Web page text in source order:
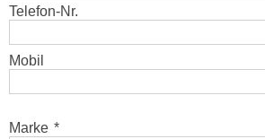
Telefon-Nr.
Mobil
Marke *